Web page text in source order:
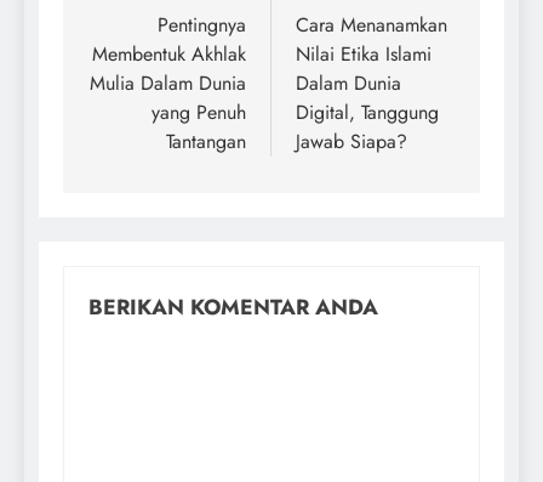
Pentingnya
Membentuk Akhlak
Mulia Dalam Dunia
yang Penuh
Tantangan
Cara Menanamkan
Nilai Etika Islami
Dalam Dunia
Digital, Tanggung
Jawab Siapa?
BERIKAN KOMENTAR ANDA